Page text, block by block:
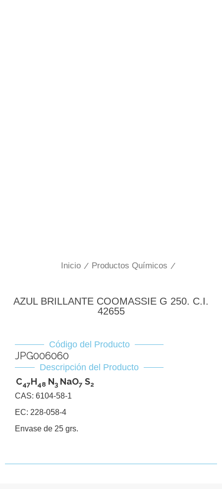
Inicio / Productos Químicos /
AZUL BRILLANTE COOMASSIE G 250. C.I.
42655
Código del Producto
JPG006060
Descripción del Producto
C47H48 N3 NaO7 S2
CAS: 6104-58-1
EC: 228-058-4
Envase de 25 grs.